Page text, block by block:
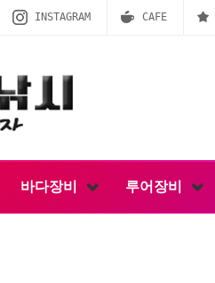
INSTAGRAM CAFE
바다장비 루어장비